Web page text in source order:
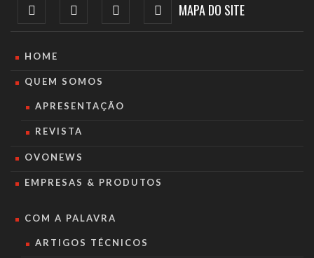
MAPA DO SITE
HOME
QUEM SOMOS
APRESENTAÇÃO
REVISTA
OVONEWS
EMPRESAS & PRODUTOS
COM A PALAVRA
ARTIGOS TÉCNICOS